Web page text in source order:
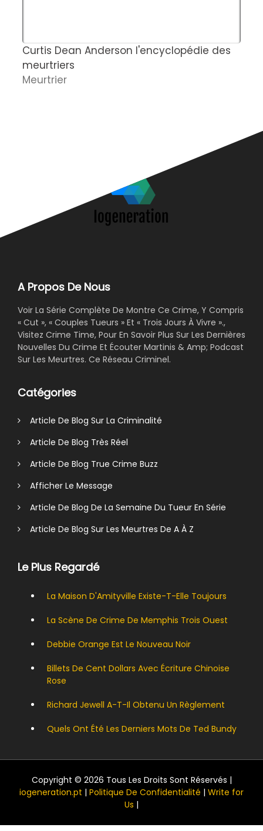
Curtis Dean Anderson l'encyclopédie des
meurtriers
Meurtrier
A Propos De Nous
Voir La Série Complète De Montre Ce Crime, Y Compris
« Cut », « Couples Tueurs » Et « Trois Jours À Vivre ».,
Visitez Crime Time, Pour En Savoir Plus Sur Les Dernières
Nouvelles Du Crime Et Écouter Martinis & Amp; Podcast
Sur Les Meurtres. Ce Réseau Criminel.
Catégories
Article De Blog Sur La Criminalité
Article De Blog Très Réel
Article De Blog True Crime Buzz
Afficher Le Message
Article De Blog De La Semaine Du Tueur En Série
Article De Blog Sur Les Meurtres De A À Z
Le Plus Regardé
La Maison D'Amityville Existe-T-Elle Toujours
La Scène De Crime De Memphis Trois Ouest
Debbie Orange Est Le Nouveau Noir
Billets De Cent Dollars Avec Écriture Chinoise
Rose
Richard Jewell A-T-Il Obtenu Un Règlement
Quels Ont Été Les Derniers Mots De Ted Bundy
Copyright © 2026 Tous Les Droits Sont Réservés |
iogeneration.pt | Politique De Confidentialité | Write for
Us |